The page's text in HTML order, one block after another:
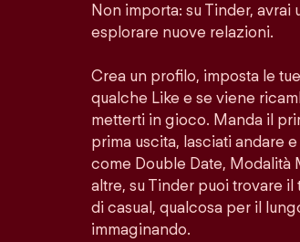
Non importa: su Tinder,
esplorare nuove relazioni.
Crea un profilo, imposta le
qualche Like e se viene
metterti in gioco. Manda il
prima uscita, lasciati andare
come Double Date, Modalità
altre, su Tinder puoi trovare
di casual, qualcosa per il
immaginando.